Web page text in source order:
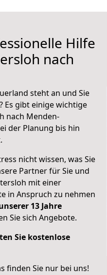
Hilfe
nach
steht an und Sie
Es gibt einige wichtige
nach Menden-
der Planung bis hin
nicht wissen, was Sie
Partner für Sie und
mit einer
in Anspruch zu nehmen
13 Jahre
Sie sich Angebote.
Sie kostenlose
finden Sie nur bei uns!